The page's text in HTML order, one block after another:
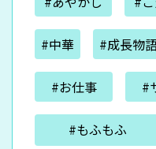
#中華 #成長物
#お仕事 #
#もふもふ